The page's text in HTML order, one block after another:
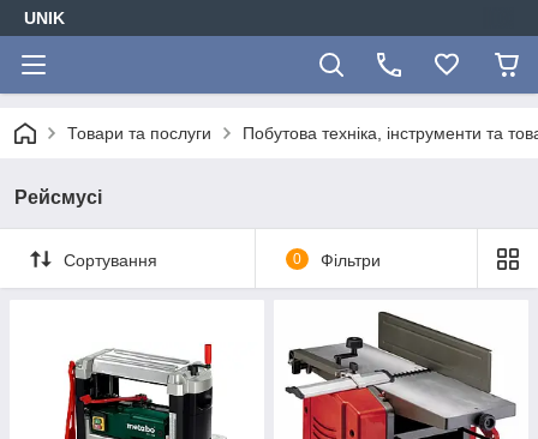
UNIK
Товари та послуги Побутова техніка, інструменти та
Рейсмусі
Сортування 0 Фільтри